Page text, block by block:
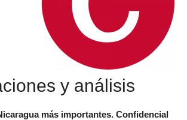
y análisis
más importantes. Confidencial